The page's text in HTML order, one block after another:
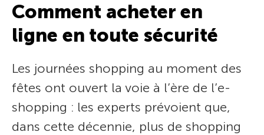
Comment acheter en
ligne en toute sécurité
Les journées shopping au moment des
fêtes ont ouvert la voie à l’ère de l’e-
shopping : les experts prévoient que,
dans cette décennie, plus de shopping